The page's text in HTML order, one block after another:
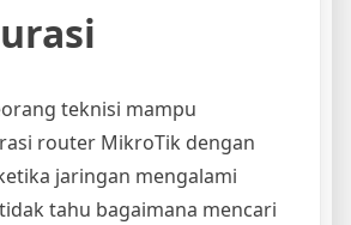
teknisi mampu
router MikroTik dengan
jaringan mengalami
tahu bagaimana mencari